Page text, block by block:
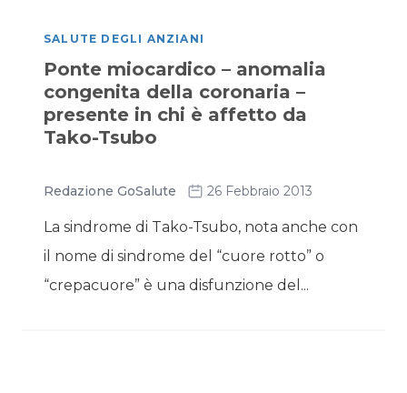
SALUTE DEGLI ANZIANI
Ponte miocardico – anomalia
congenita della coronaria –
presente in chi è affetto da
Tako-Tsubo
Redazione GoSalute 26 Febbraio 2013
La sindrome di Tako-Tsubo, nota anche con
il nome di sindrome del “cuore rotto” o
“crepacuore” è una disfunzione del...